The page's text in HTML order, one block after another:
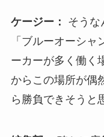
ケージー：
そうな
「ブルーオーシ
ーカーが多く働く
からこの場所が偶
ら勝負できそうと